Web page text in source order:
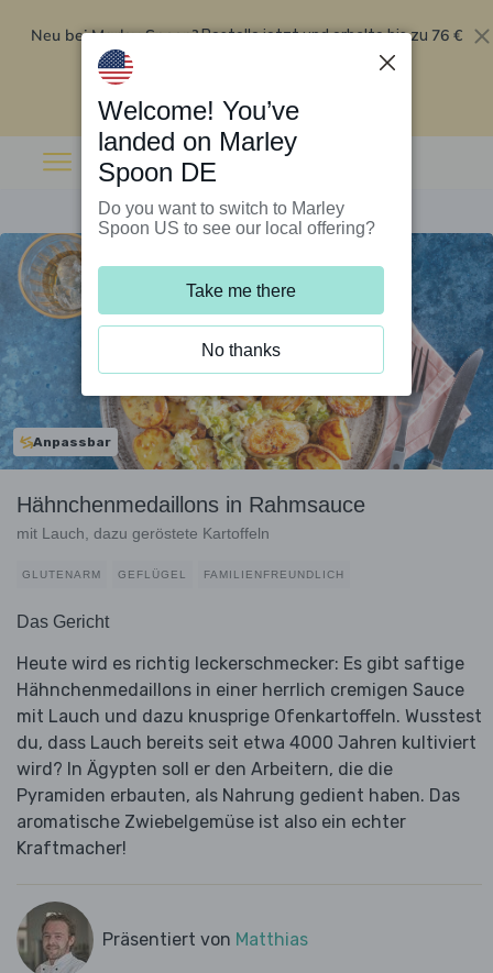
Neu bei Marley Spoon?Bestelle jetzt und erhalte bis zu 76 €
Rabatt auf deine ersten fünf Boxen
Anpassbar
Hähnchenmedaillons in Rahmsauce
mit Lauch, dazu geröstete Kartoffeln
GLUTENARM GEFLÜGEL FAMILIENFREUNDLICH
Das Gericht
Heute wird es richtig leckerschmecker: Es gibt saftige
Hähnchenmedaillons in einer herrlich cremigen Sauce
mit Lauch und dazu knusprige Ofenkartoffeln. Wusstest
du, dass Lauch bereits seit etwa 4000 Jahren kultiviert
wird? In Ägypten soll er den Arbeitern, die die
Pyramiden erbauten, als Nahrung gedient haben. Das
aromatische Zwiebelgemüse ist also ein echter
Kraftmacher!
Präsentiert von Matthias
Welcome! You’ve
landed on Marley
Spoon DE
Do you want to switch to Marley
Spoon US to see our local offering?
Take me there
No thanks